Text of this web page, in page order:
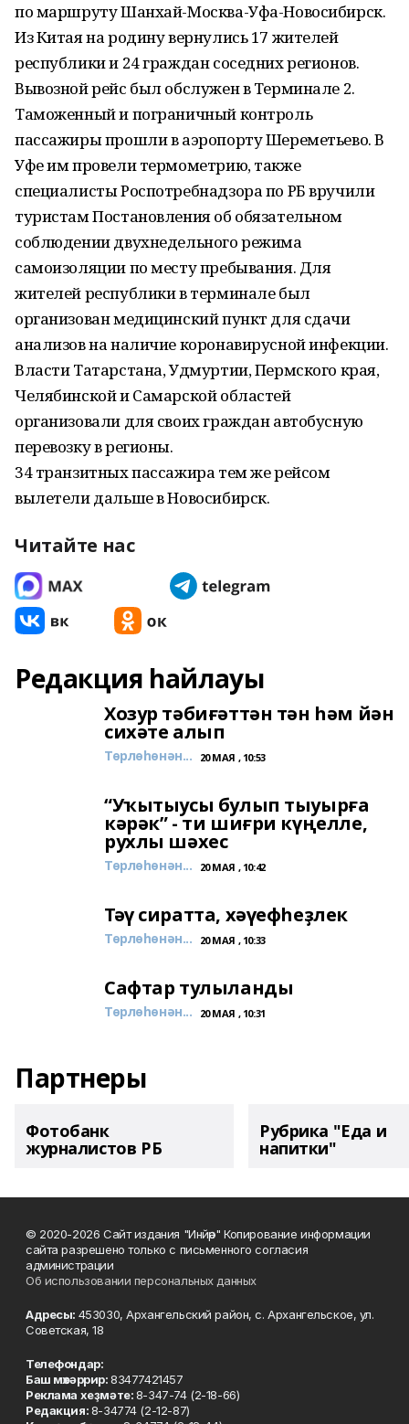
по маршруту Шанхай-Москва-Уфа-Новосибирск.
Из Китая на родину вернулись 17 жителей
республики и 24 граждан соседних регионов.
Вывозной рейс был обслужен в Терминале 2.
Таможенный и пограничный контроль
пассажиры прошли в аэропорту Шереметьево. В
Уфе им провели термометрию, также
специалисты Роспотребнадзора по РБ вручили
туристам Постановления об обязательном
соблюдении двухнедельного режима
самоизоляции по месту пребывания. Для
жителей республики в терминале был
организован медицинский пункт для сдачи
анализов на наличие коронавирусной инфекции.
Власти Татарстана, Удмуртии, Пермского края,
Челябинской и Самарской областей
организовали для своих граждан автобусную
перевозку в регионы.
34 транзитных пассажира тем же рейсом
вылетели дальше в Новосибирск.
Читайте нас
Редакция һайлауы
Хозур тәбиғәттән тән һәм йән
сихәте алып
Төрлөһөнән... 20 МАЯ , 10:53
“Уҡытыусы булып тыуырға
кәрәк” - ти шиғри күңелле,
рухлы шәхес
Төрлөһөнән... 20 МАЯ , 10:42
Тәү сиратта, хәүефһеҙлек
Төрлөһөнән... 20 МАЯ , 10:33
Сафтар тулыланды
Төрлөһөнән... 20 МАЯ , 10:31
Партнеры
Фотобанк
журналистов РБ
Рубрика "Еда и
напитки"
© 2020-2026 Сайт издания "Инйәр" Копирование информации
сайта разрешено только с письменного согласия
администрации
Об использовании персональных данных
Адресы: 453030, Архангельский район, с. Архангельское, ул.
Советская, 18
Телефондар:
Баш мөхәррир:83477421457
Реклама хеҙмәте:8-347-74 (2-18-66)
Редакция:8-34774 (2-12-87)